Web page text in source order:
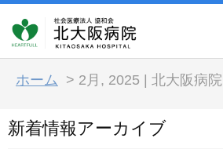
ホーム > 2月, 2025 | 北大阪病院
新着情報アーカイブ